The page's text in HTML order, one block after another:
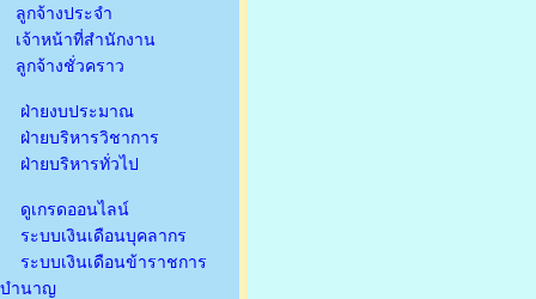
ลูกจ้างประจำ
เจ้าหน้าที่สำนักงาน
ลูกจ้างชั่วคราว
ฝ่ายงบประมาณ
ฝ่ายบริหารวิชาการ
ฝ่ายบริหารทั่วไป
ดูเกรดออนไลน์
ระบบเงินเดือนบุคลากร
ระบบเงินเดือนข้าราชการ
บำนาญ